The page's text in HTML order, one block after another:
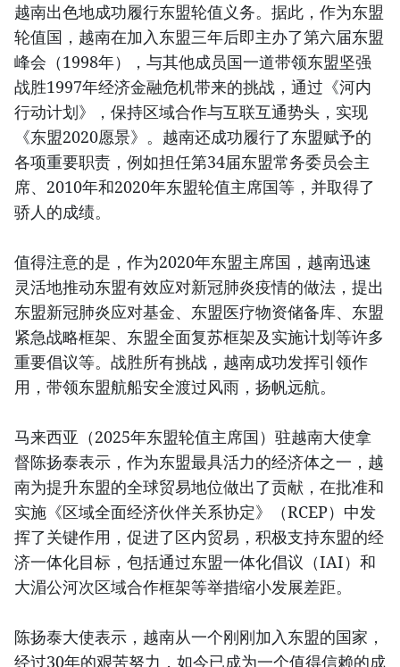
越南出色地成功履行东盟轮值义务。据此，作为东盟
轮值国，越南在加入东盟三年后即主办了第六届东盟
峰会（1998年），与其他成员国一道带领东盟坚强
战胜1997年经济金融危机带来的挑战，通过《河内
行动计划》，保持区域合作与互联互通势头，实现
《东盟2020愿景》。越南还成功履行了东盟赋予的
各项重要职责，例如担任第34届东盟常务委员会主
席、2010年和2020年东盟轮值主席国等，并取得了
骄人的成绩。
值得注意的是，作为2020年东盟主席国，越南迅速
灵活地推动东盟有效应对新冠肺炎疫情的做法，提出
东盟新冠肺炎应对基金、东盟医疗物资储备库、东盟
紧急战略框架、东盟全面复苏框架及实施计划等许多
重要倡议等。战胜所有挑战，越南成功发挥引领作
用，带领东盟航船安全渡过风雨，扬帆远航。
马来西亚（2025年东盟轮值主席国）驻越南大使拿
督陈扬泰表示，作为东盟最具活力的经济体之一，越
南为提升东盟的全球贸易地位做出了贡献，在批准和
实施《区域全面经济伙伴关系协定》（RCEP）中发
挥了关键作用，促进了区内贸易，积极支持东盟的经
济一体化目标，包括通过东盟一体化倡议（IAI）和
大湄公河次区域合作框架等举措缩小发展差距。
陈扬泰大使表示，越南从一个刚刚加入东盟的国家，
经过30年的艰苦努力，如今已成为一个值得信赖的成